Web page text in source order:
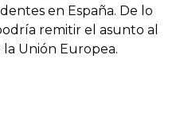
en España. De lo
remitir el asunto al
Unión Europea.